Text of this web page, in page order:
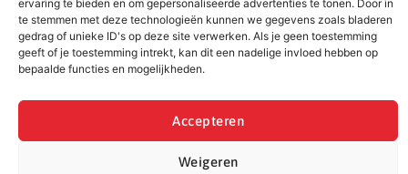
ervaring te bieden en om gepersonaliseerde advertenties te tonen. Door in
te stemmen met deze technologieën kunnen we gegevens zoals bladeren
gedrag of unieke ID's op deze site verwerken. Als je geen toestemming
geeft of je toestemming intrekt, kan dit een nadelige invloed hebben op
bepaalde functies en mogelijkheden.
Accepteren
Weigeren
© 2022 - 2026 BespaarPartner | Alle rechten voorbehouden